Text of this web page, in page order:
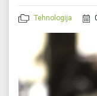
Tehnologija